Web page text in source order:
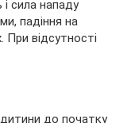
сила нападу
падіння на
При відсутності
до початку